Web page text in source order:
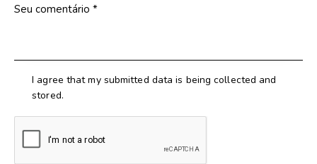
I agree that my submitted data is being collected and
stored.